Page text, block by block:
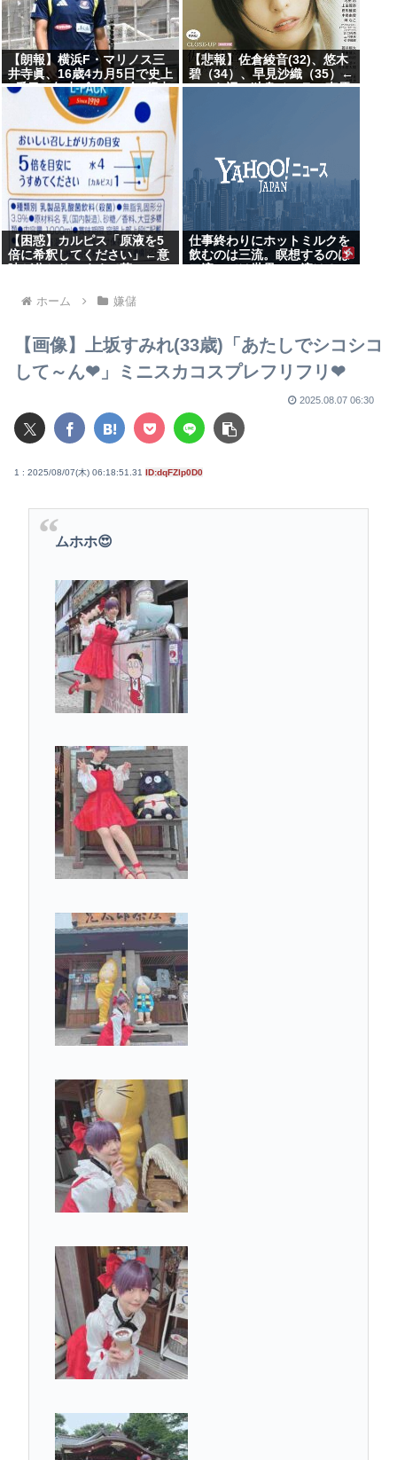
【朗報】横浜F・マリノス三
井寺眞、16歳4カ月5日で史上
2番目の年少ゴール！全3得点
【悲報】佐倉綾音(32)、悠木
碧（34）、早見沙織（35）←
ここら辺の独身ベテラン声優
【困惑】カルピス「原液を5
倍に希釈してください」←意
味が分かりにくくて草
仕事終わりにホットミルクを
飲むのは三流。瞑想するのは
二流。では世界の一流は？
ホーム 嫌儲
【画像】上坂すみれ(33歳)「あたしでシコシコ
して～ん❤」ミニスカコスプレフリフリ❤
2025.08.07 06:30
1 : 2025/08/07(木) 06:18:51.31 ID:dqFZlp0D0
ムホホ😍